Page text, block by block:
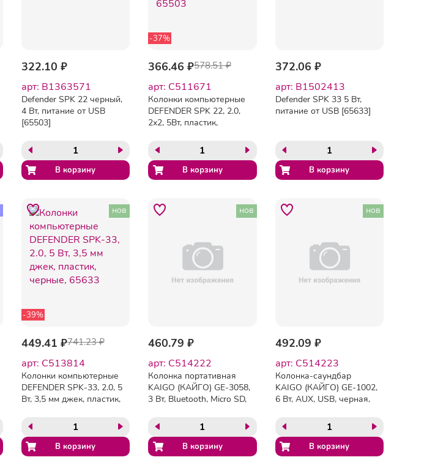
322.10 ₽
арт: B1363571
Defender SPK 22 черный,
4 Вт, питание от USB
[65503]
-37%
366.46 ₽578.51 ₽
арт: C511671
Колонки компьютерные
DEFENDER SPK 22, 2.0,
2х2, 5Вт, пластик,
372.06 ₽
арт: B1502413
Defender SPK 33 5 Вт,
питание от USB [65633]
-39%
нов
449.41 ₽741.23 ₽
арт: C513814
Колонки компьютерные
DEFENDER SPK-33, 2.0, 5
Вт, 3,5 мм джек, пластик,
нов
460.79 ₽
арт: C514222
Колонка портативная
KAIGO (КАЙГО) GE-3058,
3 Вт, Bluetooth, Micro SD,
нов
492.09 ₽
арт: C514223
Колонка-саундбар
KAIGO (КАЙГО) GE-1002,
6 Вт, AUX, USB, черная,